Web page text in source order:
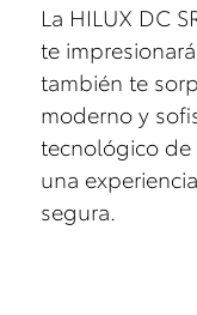
La HILUX DC
te
también te
moderno y
tecnológico
una
segura.